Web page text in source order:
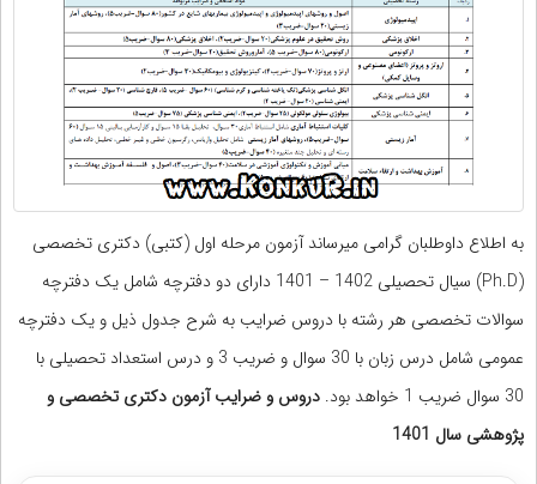
به اطلاع داوطلبان گرامی میرساند آزمون مرحله اول (کتبی) دکتری تخصصی
(Ph.D) سیال تحصیلی 1402 – 1401 دارای دو دفترچه شامل یک دفترچه
سوالات تخصصی هر رشته با دروس ضرایب به شرح جدول ذیل و یک دفترچه
عمومی شامل درس زبان با 30 سوال و ضریب 3 و درس استعداد تحصیلی با
30 سوال ضریب 1 خواهد بود.
دروس و ضرایب آزمون دکتری تخصصی و
پژوهشی سال 1401